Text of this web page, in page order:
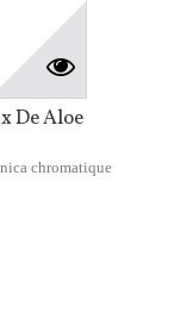
De Aloe
chromatique